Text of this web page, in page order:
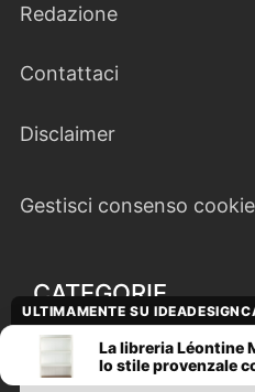
Redazione
Contattaci
Disclaimer
Gestisci consenso cookie
CATEGORIE
Categorie
ULTIMAMENTE SU
La libreria Léontine
lo stile provenzale